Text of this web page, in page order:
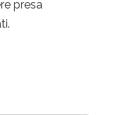
presa